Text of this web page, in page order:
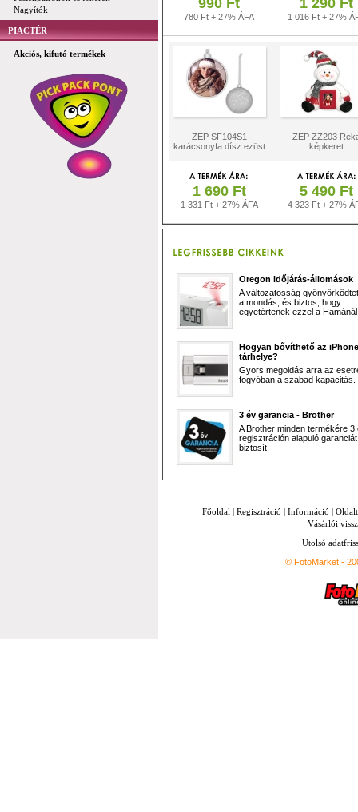
Nagyítók
PIACTÉR
Akciós, kifutó termékek
990 Ft
780 Ft + 27% ÁFA
1 290 Ft
1 016 Ft + 27%
ZEP SF104S1
karácsonyfa dísz ezüst
ZEP ZZ203
képkeret
1 690 Ft
1 331 Ft + 27% ÁFA
5 490 Ft
4 323 Ft + 27%
Oregon időjárás-állomások
A változatosság
a mondás, és biztos, hogy
egyetértenek ezzel a
Hogyan bővíthető az iPhone
tárhelye?
Gyors megoldás arra az
fogyóban a szabad kapacitás.
3 év garancia - Brother
A Brother minden termékére 3
regisztráción alapuló garanciát
biztosít.
Főoldal | Regisztráció | Információ |
Vásárlói
Utolsó
© FotoMarket -